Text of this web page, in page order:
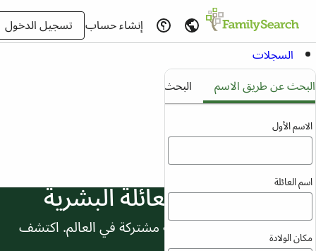
إنشاء حساب
تسجيل الدخول
السجلات
نص كامل
صور
شجرة العائلة
كتالوج
شجرة العائلة للعائلة البشرية
ابحث عن أكبر شجرة عائلة مشتركة في العالم. اكتشف
أسلافك، وانظر أين ترتبط.
عن طريق الاسم البحث عن طريق معرف
الأول
العائلة
الولادة